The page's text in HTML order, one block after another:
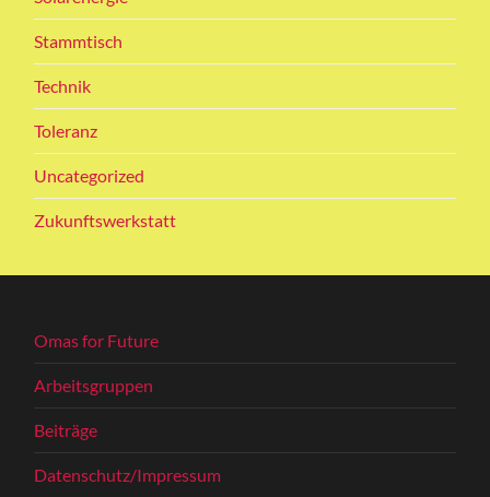
Stammtisch
Technik
Toleranz
Uncategorized
Zukunftswerkstatt
Omas for Future
Arbeitsgruppen
Beiträge
Datenschutz/Impressum